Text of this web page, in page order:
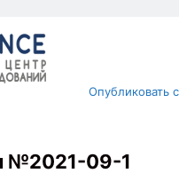
Опубликовать
№2021-09-1